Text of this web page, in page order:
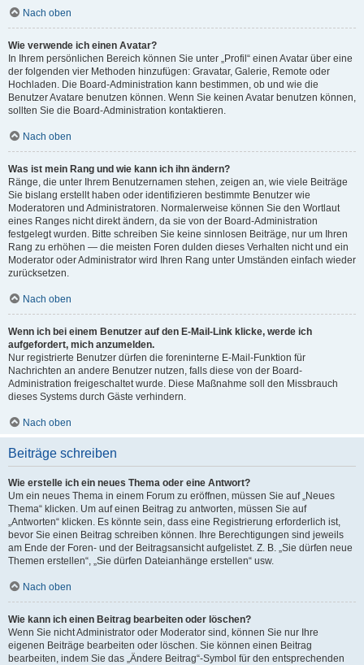
Nach oben
Wie verwende ich einen Avatar?
In Ihrem persönlichen Bereich können Sie unter „Profil“ einen Avatar über eine
der folgenden vier Methoden hinzufügen: Gravatar, Galerie, Remote oder
Hochladen. Die Board-Administration kann bestimmen, ob und wie die
Benutzer Avatare benutzen können. Wenn Sie keinen Avatar benutzen können,
sollten Sie die Board-Administration kontaktieren.
Nach oben
Was ist mein Rang und wie kann ich ihn ändern?
Ränge, die unter Ihrem Benutzernamen stehen, zeigen an, wie viele Beiträge
Sie bislang erstellt haben oder identifizieren bestimmte Benutzer wie
Moderatoren und Administratoren. Normalerweise können Sie den Wortlaut
eines Ranges nicht direkt ändern, da sie von der Board-Administration
festgelegt wurden. Bitte schreiben Sie keine sinnlosen Beiträge, nur um Ihren
Rang zu erhöhen — die meisten Foren dulden dieses Verhalten nicht und ein
Moderator oder Administrator wird Ihren Rang unter Umständen einfach wieder
zurücksetzen.
Nach oben
Wenn ich bei einem Benutzer auf den E-Mail-Link klicke, werde ich
aufgefordert, mich anzumelden.
Nur registrierte Benutzer dürfen die foreninterne E-Mail-Funktion für
Nachrichten an andere Benutzer nutzen, falls diese von der Board-
Administration freigeschaltet wurde. Diese Maßnahme soll den Missbrauch
dieses Systems durch Gäste verhindern.
Nach oben
Beiträge schreiben
Wie erstelle ich ein neues Thema oder eine Antwort?
Um ein neues Thema in einem Forum zu eröffnen, müssen Sie auf „Neues
Thema“ klicken. Um auf einen Beitrag zu antworten, müssen Sie auf
„Antworten“ klicken. Es könnte sein, dass eine Registrierung erforderlich ist,
bevor Sie einen Beitrag schreiben können. Ihre Berechtigungen sind jeweils
am Ende der Foren- und der Beitragsansicht aufgelistet. Z. B. „Sie dürfen neue
Themen erstellen“, „Sie dürfen Dateianhänge erstellen“ usw.
Nach oben
Wie kann ich einen Beitrag bearbeiten oder löschen?
Wenn Sie nicht Administrator oder Moderator sind, können Sie nur Ihre
eigenen Beiträge bearbeiten oder löschen. Sie können einen Beitrag
bearbeiten, indem Sie das „Ändere Beitrag“-Symbol für den entsprechenden